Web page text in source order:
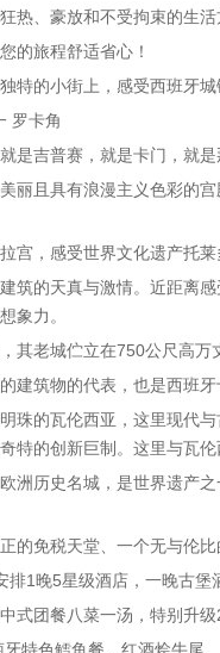
热、豪放和不受拘束的生活
的旅程舒适省心！
特的小街上，感受西班牙
罗卡角
是吉普赛，就是卡门，就
丽且具有浪漫主义色彩的
宫，感受世界文化遗产托
筑的天真与激情。近距离
象力。
老城伫立在750公尺高万
建筑物的代表，也是西班
珠的瓦伦西亚，这里现代
特的创新巨制。这里与瓦
洲历史名城，是世界遗产
的免税天堂、一个无与伦
排1晚5星级酒店，一晚古堡
式团餐八菜一汤，特别升